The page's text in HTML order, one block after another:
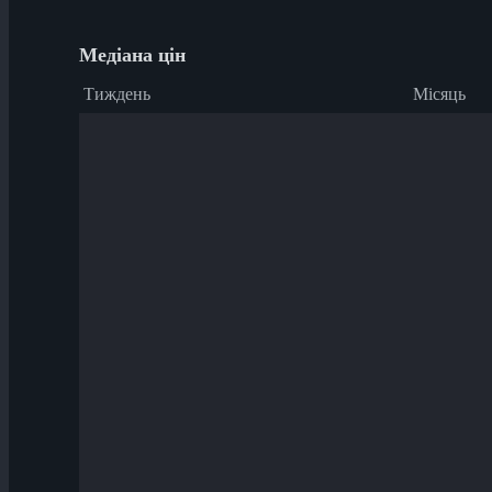
Медіана цін
Тиждень Місяць